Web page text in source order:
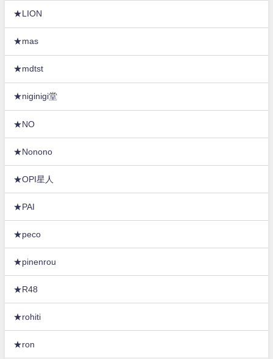
★LION
★mas
★mdtst
★niginigi堂
★NO
★Nonono
★OPI星人
★PAI
★peco
★pinenrou
★R48
★rohiti
★ron